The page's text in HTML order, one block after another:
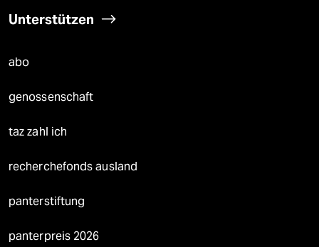
Unterstützen
abo
genossenschaft
taz zahl ich
recherchefonds ausland
panterstiftung
panterpreis 2026